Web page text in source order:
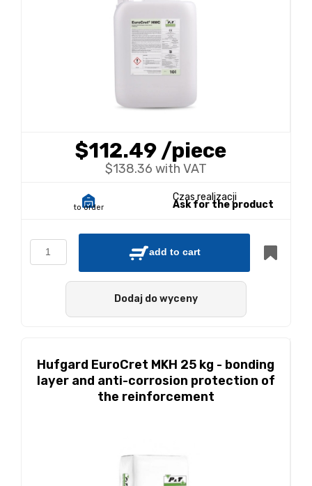
$112.49/piece
$138.36 with VAT
to order
Czas realizacji
Ask for the product
add to cart
Dodaj do wyceny
Hufgard EuroCret MKH 25 kg - bonding
layer and anti-corrosion protection of
the reinforcement